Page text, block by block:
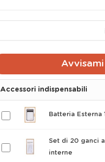
Accessori indispensabili
Batteria Esterna
Set di 20 ganci
interne